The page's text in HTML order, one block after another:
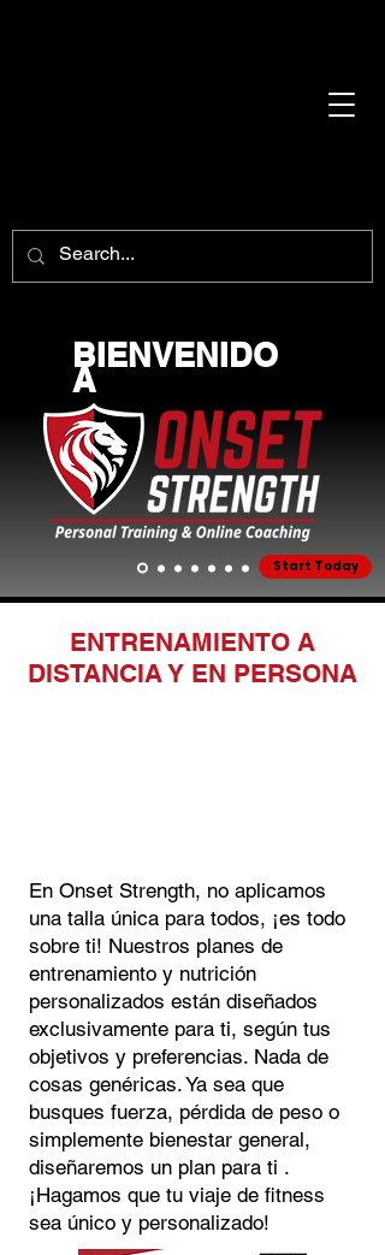
BIENVENIDO
A
Start Today
ENTRENAMIENTO A
DISTANCIA Y EN PERSONA
En Onset Strength, no aplicamos
una talla única para todos, ¡es todo
sobre ti! Nuestros planes de
entrenamiento y nutrición
personalizados están diseñados
exclusivamente para ti, según tus
objetivos y preferencias. Nada de
cosas genéricas. Ya sea que
busques fuerza, pérdida de peso o
simplemente bienestar general,
diseñaremos un plan para ti .
¡Hagamos que tu viaje de fitness
sea único y personalizado!